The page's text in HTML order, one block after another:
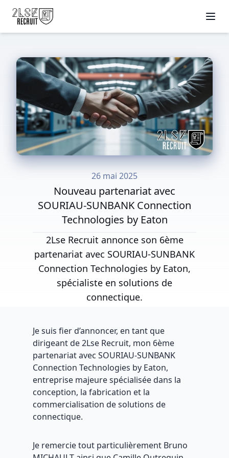
26 mai 2025
Nouveau partenariat avec
SOURIAU-SUNBANK Connection
Technologies by Eaton
2Lse Recruit annonce son 6ème
partenariat avec SOURIAU-SUNBANK
Connection Technologies by Eaton,
spécialiste en solutions de
connectique.
Je suis fier d’annoncer, en tant que
dirigeant de 2Lse Recruit, mon 6ème
partenariat avec SOURIAU-SUNBANK
Connection Technologies by Eaton,
entreprise majeure spécialisée dans la
conception, la fabrication et la
commercialisation de solutions de
connectique.
Je remercie tout particulièrement Bruno